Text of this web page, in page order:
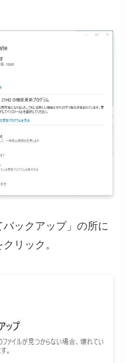
バックアップ」の所に
リック。